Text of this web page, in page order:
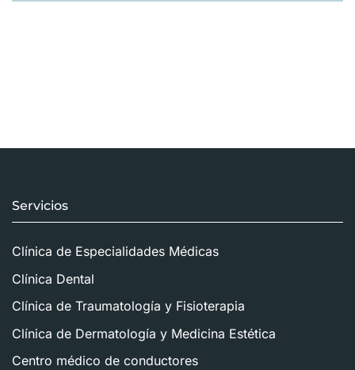
Servicios
Clínica de Especialidades Médicas
Clínica Dental
Clínica de Traumatología y Fisioterapia
Clínica de Dermatología y Medicina Estética
Centro médico de conductores